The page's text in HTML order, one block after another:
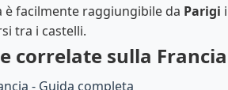
è facilmente raggiungibile da Parigi
tra i castelli.
correlate sulla Francia
- Guida completa